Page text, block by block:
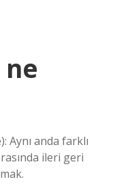
Aynı anda farklı
ileri geri